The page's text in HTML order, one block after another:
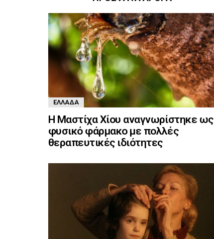
ΕΛΛΆΔΑ
Η Μαστίχα Χίου αναγνωρίστηκε ως
φυσικό φάρμακο με πολλές
θεραπευτικές ιδιότητες